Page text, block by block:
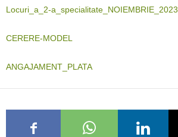
Locuri_a_2-a_specialitate_NOIEMBRIE_2023
CERERE-MODEL
ANGAJAMENT_PLATA